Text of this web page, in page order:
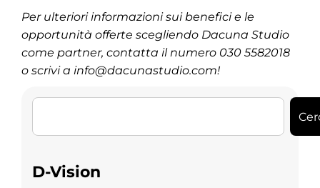
Per ulteriori informazioni sui benefici e le
opportunità offerte scegliendo Dacuna Studio
come partner, contatta il numero 030 5582018
o scrivi a info@dacunastudio.com!
D-Vision